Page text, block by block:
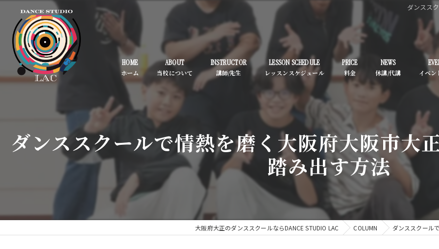
ダンスス
HOME ABOUT INSTRUCTOR LESSON SCHEDULE PRICE NEWS
ダンススクールで情熱を磨く大阪府大阪市大
踏み出す方法
大阪府大正のダンススクールならDANCE STUDIO LAC COLUMN ダンススクール